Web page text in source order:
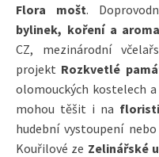
Flora mošt.
bylinek, koření a
CZ, mezinárodní
projekt Rozkvetlé
olomouckých kostelech
mohou těšit i na
hudební vystoupení nebo
Kouřilové ze Zelinářské